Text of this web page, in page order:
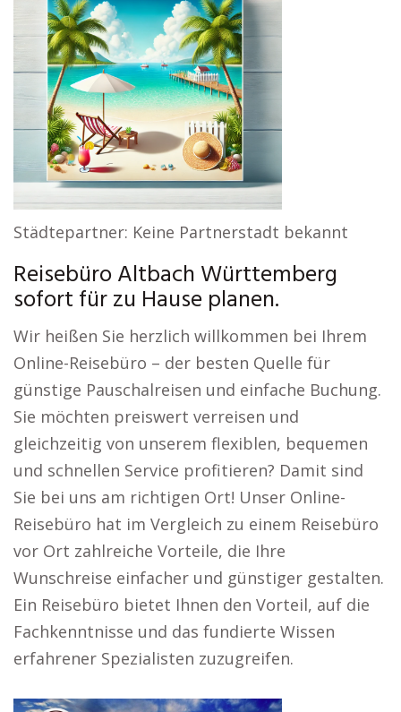
Städtepartner: Keine Partnerstadt bekannt
Reisebüro Altbach Württemberg
sofort für zu Hause planen.
Wir heißen Sie herzlich willkommen bei Ihrem
Online-Reisebüro – der besten Quelle für
günstige Pauschalreisen und einfache Buchung.
Sie möchten preiswert verreisen und
gleichzeitig von unserem flexiblen, bequemen
und schnellen Service profitieren? Damit sind
Sie bei uns am richtigen Ort! Unser Online-
Reisebüro hat im Vergleich zu einem Reisebüro
vor Ort zahlreiche Vorteile, die Ihre
Wunschreise einfacher und günstiger gestalten.
Ein Reisebüro bietet Ihnen den Vorteil, auf die
Fachkenntnisse und das fundierte Wissen
erfahrener Spezialisten zuzugreifen.